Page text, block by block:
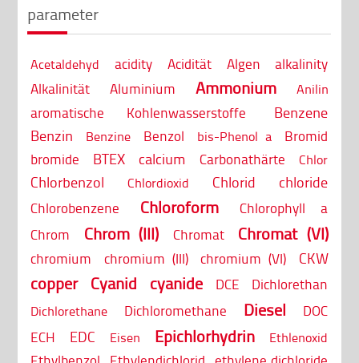
parameter
Acetaldehyd acidity Acidität Algen
alkalinity
Alkalinität
Aluminium Ammonium Anilin
aromatische Kohlenwasserstoffe
Benzene
Benzin
Benzine Benzol bis-Phenol a
Bromid
bromide
BTEX calcium Carbonathärte Chlor
Chlorbenzol Chlordioxid Chlorid chloride
Chlorobenzene Chloroform
Chlorophyll a
Chrom
Chrom (III) Chromat Chromat (VI)
chromium chromium (III) chromium (VI) CKW
copper Cyanid cyanide DCE Dichlorethan
Dichlorethane Dichloromethane Diesel
DOC
ECH
EDC Eisen Epichlorhydrin Ethlenoxid